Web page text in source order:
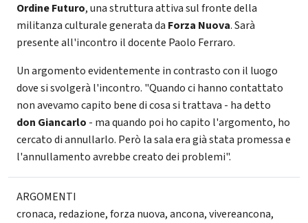
Ordine Futuro, una struttura attiva sul fronte della
militanza culturale generata da Forza Nuova. Sarà
presente all'incontro il docente Paolo Ferraro.
Un argomento evidentemente in contrasto con il luogo
dove si svolgerà l'incontro. "Quando ci hanno contattato
non avevamo capito bene di cosa si trattava - ha detto
don Giancarlo - ma quando poi ho capito l'argomento, ho
cercato di annullarlo. Però la sala era già stata promessa e
l'annullamento avrebbe creato dei problemi".
ARGOMENTI
cronaca, redazione,forza nuova,ancona,vivereancona,